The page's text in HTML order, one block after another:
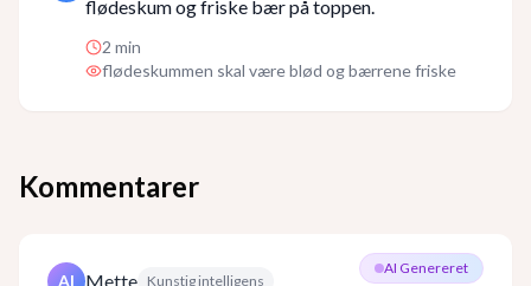
flødeskum og friske bær på toppen.
2 min
flødeskummen skal være blød og bærrene friske
Kommentarer
AI Genereret
AI Mette Kunstig intelligens